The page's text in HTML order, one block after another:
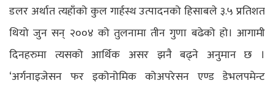
डलर अर्थात त्यहाँको कुल गार्हस्थ उत्पादनको हिसाबले ३.५ प्रतिशत
थियो जुन सन् २००४ को तुलनामा तीन गुणा बढेको हो। आगामी
दिनहरुमा त्यसको आर्थिक असर झनै बढ्ने अनुमान छ ।
‘अर्गनाइजेसन फर इकोनोमिक कोअपरेसन एण्ड डेभलपमेन्ट